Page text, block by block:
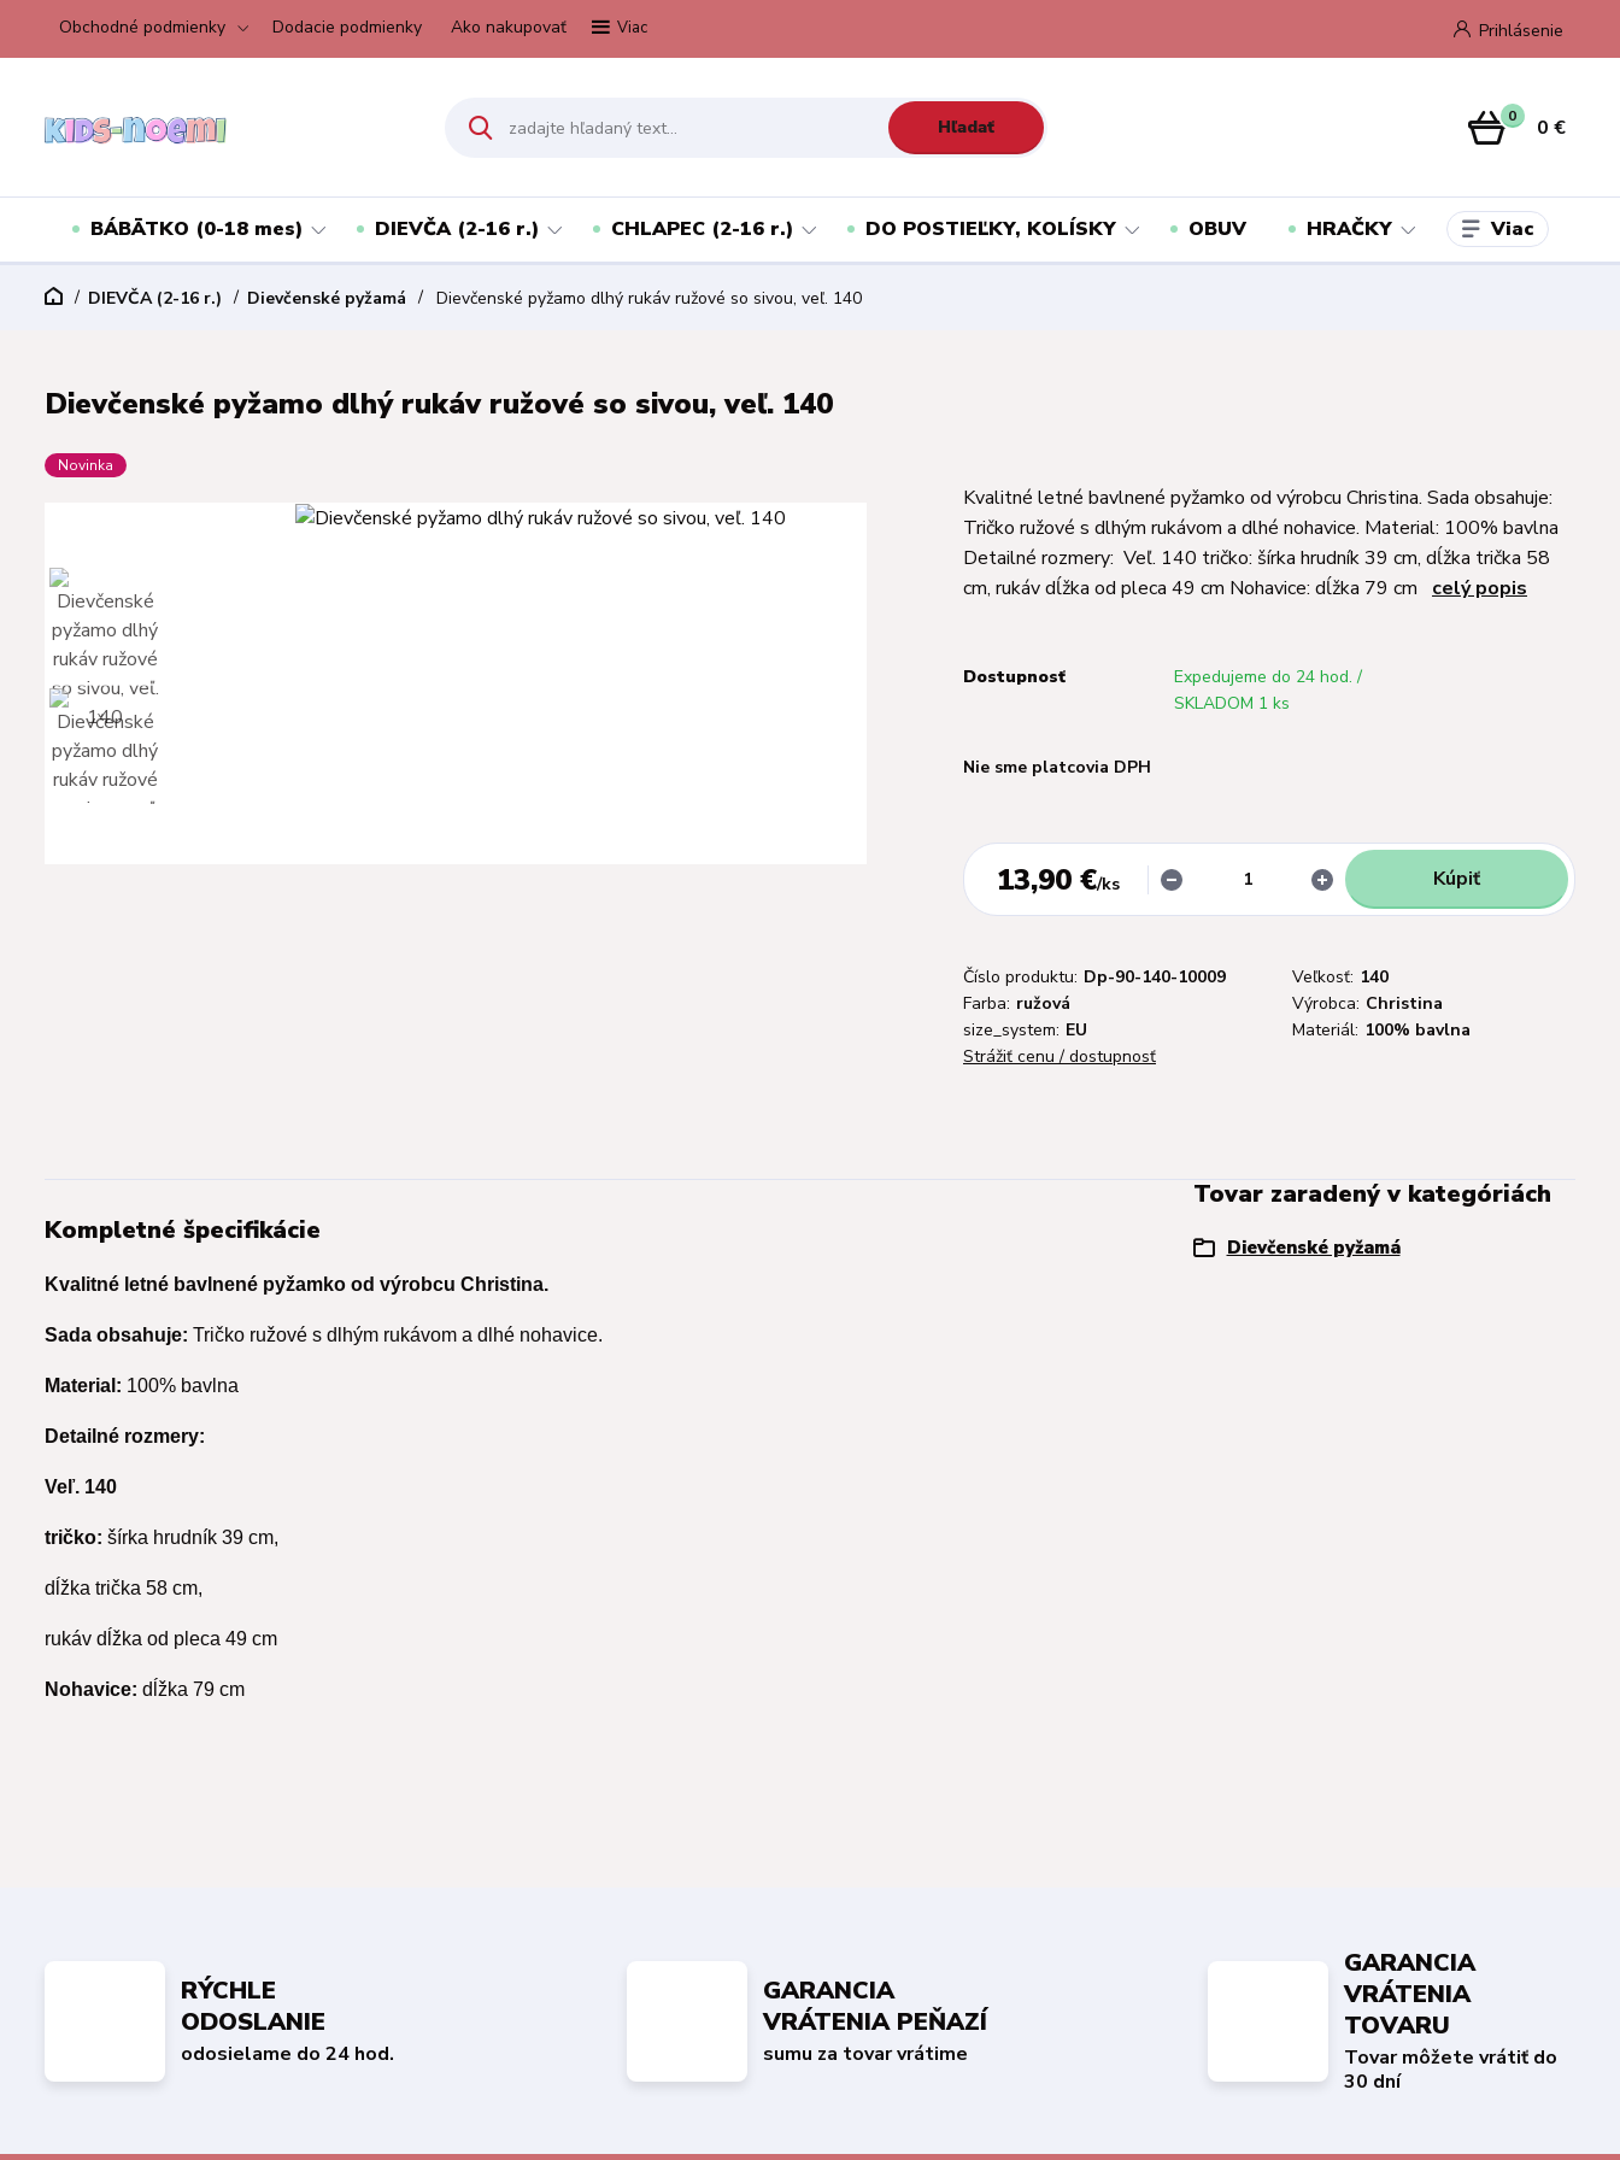
Obchodné podmienky Dodacie podmienky Ako nakupovať Viac Prihlásenie
Hľadať 0 0 €
BÁBÄTKO (0-18 mes) DIEVČA (2-16 r.) CHLAPEC (2-16 r.) DO POSTIEĽKY, KOLÍSKY OBUV HRAČKY Viac
DIEVČA (2-16 r.) Dievčenské pyžamá Dievčenské pyžamo dlhý rukáv ružové so sivou, veľ. 140
Dievčenské pyžamo dlhý rukáv ružové so sivou, veľ. 140
Novinka
Kvalitné letné bavlnené pyžamko od výrobcu Christina. Sada obsahuje:
Tričko ružové s dlhým rukávom a dlhé nohavice. Material: 100% bavlna
Detailné rozmery: Veľ. 140 tričko: šírka hrudník 39 cm, dĺžka trička 58
cm, rukáv dĺžka od pleca 49 cm Nohavice: dĺžka 79 cm celý popis
Dostupnosť
Expedujeme do 24 hod. /
SKLADOM 1 ks
Nie sme platcovia DPH
13,90 €/ks Kúpiť
Číslo produktu: Dp-90-140-10009 Veľkosť: 140
Farba: ružová Výrobca: Christina
size_system: EU Materiál: 100% bavlna
Strážiť cenu / dostupnosť
Kompletné špecifikácie
Kvalitné letné bavlnené pyžamko od výrobcu Christina.
Sada obsahuje: Tričko ružové s dlhým rukávom a dlhé nohavice.
Material: 100% bavlna
Detailné rozmery:
Veľ. 140
tričko: šírka hrudník 39 cm,
dĺžka trička 58 cm,
rukáv dĺžka od pleca 49 cm
Nohavice: dĺžka 79 cm
Tovar zaradený v kategóriách
Dievčenské pyžamá
RÝCHLE
ODOSLANIE
odosielame do 24 hod.
GARANCIA
VRÁTENIA PEŇAZÍ
sumu za tovar vrátime
GARANCIA
VRÁTENIA
TOVARU
Tovar môžete vrátiť do
30 dní